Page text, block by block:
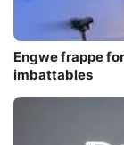
Engwe frappe
imbattables